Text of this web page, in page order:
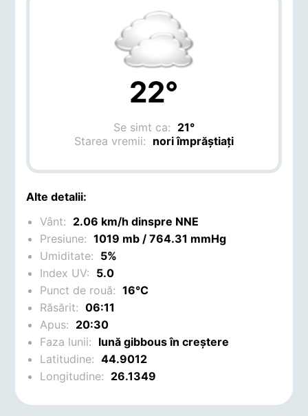
22°
Se simt ca: 21°
Starea vremii: nori împrăștiați
Alte detalii:
Vânt: 2.06 km/h dinspre NNE
Presiune:1019 mb / 764.31 mmHg
Umiditate: 5%
Index UV: 5.0
Punct de rouă:16°C
Răsărit:06:11
Apus: 20:30
Faza lunii: lună gibbous în creștere
Latitudine:44.9012
Longitudine: 26.1349